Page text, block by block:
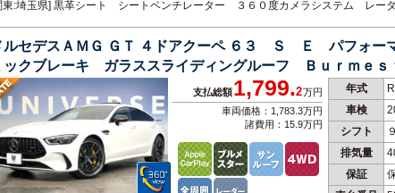
東:埼玉県] 黒革シート シートベンチレーター ３６０度カメラシステム レー
ルセデスＡＭＧ ＧＴ ４ドアクーペ ６３ Ｓ Ｅ パフォー
ックブレーキ ガラススライディングルーフ Ｂｕｒｍ
ＵＤ エアサス 純正ナビＴＶ カープレイ
年式
車検
シフト
排気量
保証
支払総額1,799.2万円
車両価格：1,783.3万円
諸費用：15.9万円